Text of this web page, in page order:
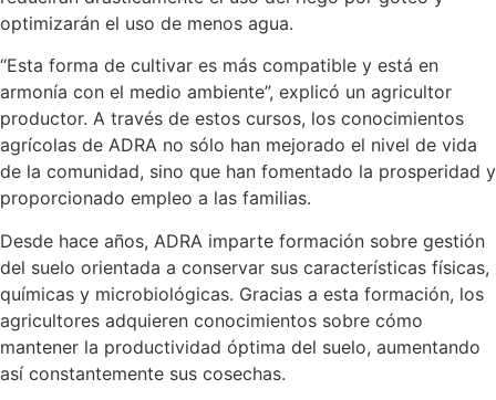
optimizarán el uso de menos agua.
“Esta forma de cultivar es más compatible y está en
armonía con el medio ambiente”, explicó un agricultor
productor. A través de estos cursos, los conocimientos
agrícolas de ADRA no sólo han mejorado el nivel de vida
de la comunidad, sino que han fomentado la prosperidad y
proporcionado empleo a las familias.
Desde hace años, ADRA imparte formación sobre gestión
del suelo orientada a conservar sus características físicas,
químicas y microbiológicas. Gracias a esta formación, los
agricultores adquieren conocimientos sobre cómo
mantener la productividad óptima del suelo, aumentando
así constantemente sus cosechas.